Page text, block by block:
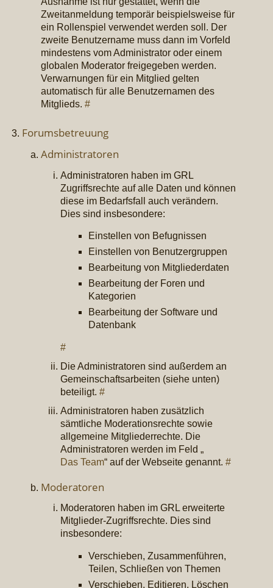
Zweitanmeldung temporär beispielsweise für
ein Rollenspiel verwendet werden soll. Der
zweite Benutzername muss dann im Vorfeld
mindestens vom Administrator oder einem
globalen Moderator freigegeben werden.
Verwarnungen für ein Mitglied gelten
automatisch für alle Benutzernamen des
Mitglieds.#
Forumsbetreuung
Administratoren
Administratoren haben im GRL
Zugriffsrechte auf alle Daten und können
diese im Bedarfsfall auch verändern.
Dies sind insbesondere:
Einstellen von Befugnissen
Einstellen von Benutzergruppen
Bearbeitung von Mitgliederdaten
Bearbeitung der Foren und
Kategorien
Bearbeitung der Software und
Datenbank
#
Die Administratoren sind außerdem an
Gemeinschaftsarbeiten (siehe unten)
beteiligt. #
Administratoren haben zusätzlich
sämtliche Moderationsrechte sowie
allgemeine Mitgliederrechte. Die
Administratoren werden im Feld „
Das Team“ auf der Webseite genannt. #
Moderatoren
Moderatoren haben im GRL erweiterte
Mitglieder-Zugriffsrechte. Dies sind
insbesondere:
Verschieben, Zusammenführen,
Teilen, Schließen von Themen
Verschieben, Editieren, Löschen